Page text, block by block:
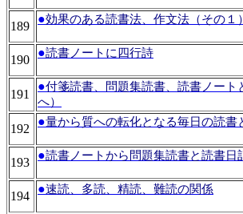
189
●効果のある読書法、作文法（その１）
190
●読書ノートに四行詩
191
●付箋読書、問題集読書、読書ノー
へ）
192
●量から質への転化となる毎日の読書
193
●読書ノートから問題集読書と読書日
194
●速読、多読、精読、難読の関係